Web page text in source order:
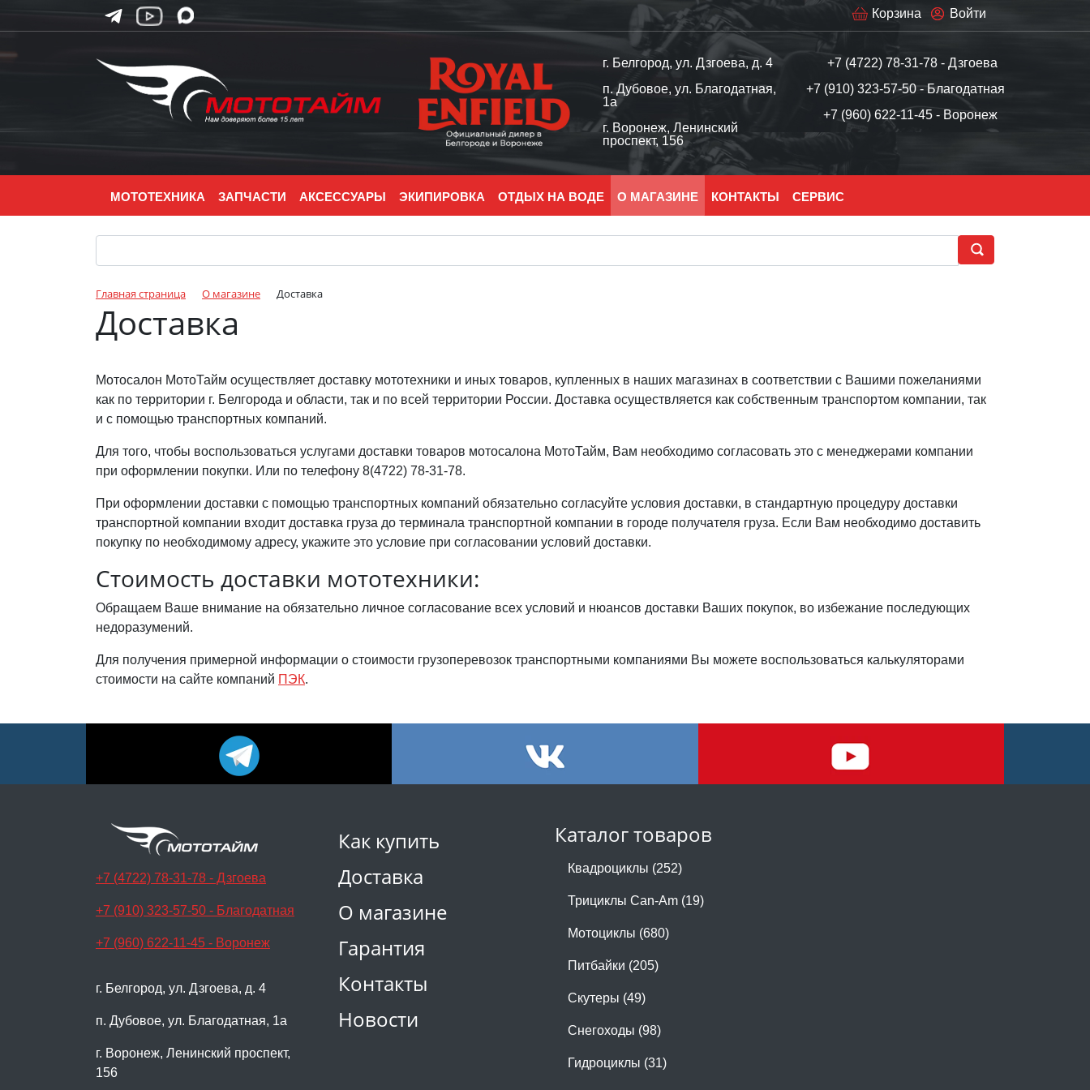
Войти
Корзина
г. Белгород, ул. Дзгоева, д. 4
п. Дубовое, ул. Благодатная,
1а
г. Воронеж, Ленинский
проспект, 156
+7 (4722) 78-31-78 - Дзгоева
+7 (910) 323-57-50 - Благодатная
+7 (960) 622-11-45 - Воронеж
МОТОТЕХНИКА ЗАПЧАСТИ АКСЕССУАРЫ ЭКИПИРОВКА ОТДЫХ НА ВОДЕ О МАГАЗИНЕ КОНТАКТЫ СЕРВИС
Главная страница О магазине Доставка
Доставка
Мотосалон МотоТайм осуществляет доставку мототехники и иных товаров, купленных в наших магазинах в соответствии с Вашими пожеланиями
как по территории г. Белгорода и области, так и по всей территории России. Доставка осуществляется как собственным транспортом компании, так
и с помощью транспортных компаний.
Для того, чтобы воспользоваться услугами доставки товаров мотосалона МотоТайм, Вам необходимо согласовать это с менеджерами компании
при оформлении покупки. Или по телефону 8(4722) 78-31-78.
При оформлении доставки с помощью транспортных компаний обязательно согласуйте условия доставки, в стандартную процедуру доставки
транспортной компании входит доставка груза до терминала транспортной компании в городе получателя груза. Если Вам необходимо доставить
покупку по необходимому адресу, укажите это условие при согласовании условий доставки.
Стоимость доставки мототехники:
Обращаем Ваше внимание на обязательно личное согласование всех условий и нюансов доставки Ваших покупок, во избежание последующих
недоразумений.
Для получения примерной информации о стоимости грузоперевозок транспортными компаниями Вы можете воспользоваться калькуляторами
стоимости на сайте компаний ПЭК.
Как купить
Доставка
О магазине
Гарантия
Контакты
Новости
Каталог товаров
Квадроциклы (252)
Трициклы Can-Am (19)
Мотоциклы (680)
Питбайки (205)
Скутеры (49)
Снегоходы (98)
Гидроциклы (31)
+7 (4722) 78-31-78 - Дзгоева
+7 (910) 323-57-50 - Благодатная
+7 (960) 622-11-45 - Воронеж
г. Белгород, ул. Дзгоева, д. 4
п. Дубовое, ул. Благодатная, 1а
г. Воронеж, Ленинский проспект,
156